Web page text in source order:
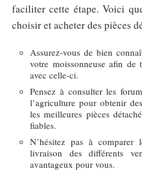
faciliter cette étape. Voici
choisir et acheter des pièces
Assurez-vous de bien
votre moissonneuse afin de
avec celle-ci.
Pensez à consulter les
l’agriculture pour obtenir
les meilleures pièces
fiables.
N’hésitez pas à
livraison des différents
avantageux pour vous.